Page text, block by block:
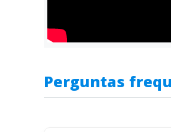
Perguntas